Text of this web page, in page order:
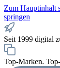
Zum Hauptinhalt
springen
Seit 1999 digital
Top-Marken.